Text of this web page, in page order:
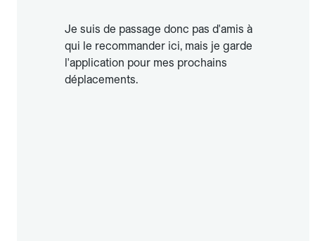
Je suis de passage donc pas d'amis à
qui le recommander ici, mais je garde
l'application pour mes prochains
déplacements.